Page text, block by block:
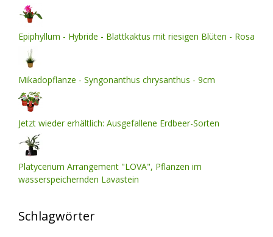
Epiphyllum - Hybride - Blattkaktus mit riesigen Blüten - Rosa
Mikadopflanze - Syngonanthus chrysanthus - 9cm
Jetzt wieder erhältlich: Ausgefallene Erdbeer-Sorten
Platycerium Arrangement "LOVA", Pflanzen im
wasserspeichernden Lavastein
Schlagwörter